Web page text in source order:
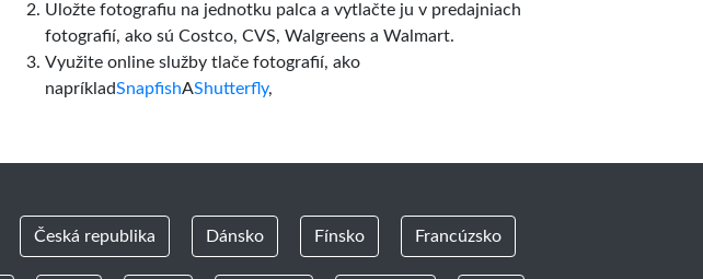
Uložte fotografiu na jednotku palca a vytlačte ju v predajniach
fotografií, ako sú Costco, CVS, Walgreens a Walmart.
Využite online služby tlače fotografií, ako
napríkladSnapfishAShutterfly,
Česká republika Dánsko Fínsko Francúzsko